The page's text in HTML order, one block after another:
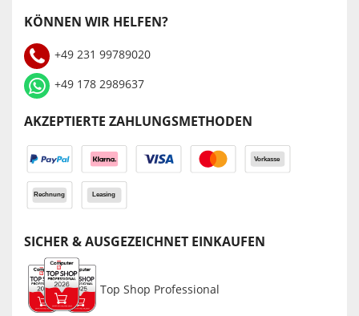
KÖNNEN WIR HELFEN?
+49 231 99789020
+49 178 2989637
AKZEPTIERTE ZAHLUNGSMETHODEN
SICHER & AUSGEZEICHNET EINKAUFEN
Top Shop Professional